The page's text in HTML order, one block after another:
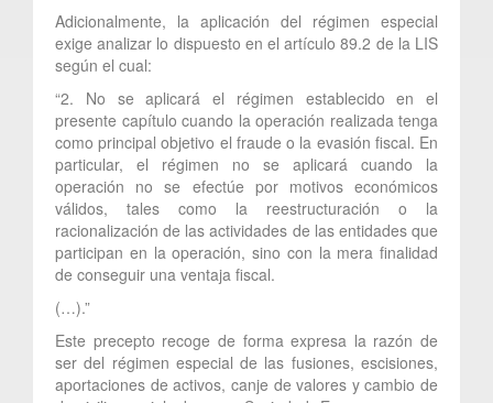
Adicionalmente, la aplicación del régimen especial
exige analizar lo dispuesto en el artículo 89.2 de la LIS
según el cual:
“2. No se aplicará el régimen establecido en el
presente capítulo cuando la operación realizada tenga
como principal objetivo el fraude o la evasión fiscal. En
particular, el régimen no se aplicará cuando la
operación no se efectúe por motivos económicos
válidos, tales como la reestructuración o la
racionalización de las actividades de las entidades que
participan en la operación, sino con la mera finalidad
de conseguir una ventaja fiscal.
(…).”
Este precepto recoge de forma expresa la razón de
ser del régimen especial de las fusiones, escisiones,
aportaciones de activos, canje de valores y cambio de